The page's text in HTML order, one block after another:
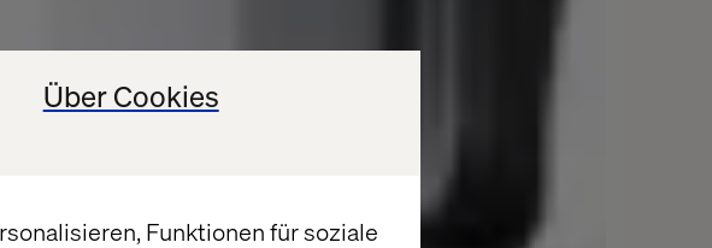
Über Cookies
Funktionen für soziale